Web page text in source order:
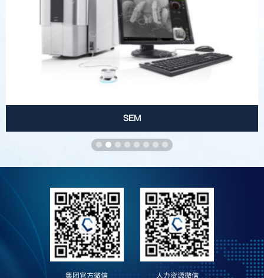
SEM
集团官方微信 人力资源微信